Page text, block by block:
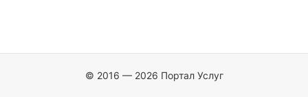
© 2016 — 2026 Портал Услуг